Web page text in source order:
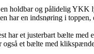
holdbar og pålidelig YKK
har en indsnøring i
har et justerbart bælte
også et bælte med